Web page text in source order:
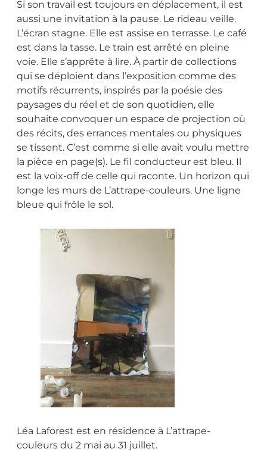
Si son travail est toujours en déplacement, il est
aussi une invitation à la pause. Le rideau veille.
L’écran stagne. Elle est assise en terrasse. Le café
est dans la tasse. Le train est arrêté en pleine
voie. Elle s’apprête à lire. À partir de collections
qui se déploient dans l’exposition comme des
motifs récurrents, inspirés par la poésie des
paysages du réel et de son quotidien, elle
souhaite convoquer un espace de projection où
des récits, des errances mentales ou physiques
se tissent. C’est comme si elle avait voulu mettre
la pièce en page(s). Le fil conducteur est bleu. Il
est la voix-off de celle qui raconte. Un horizon qui
longe les murs de L’attrape-couleurs. Une ligne
bleue qui frôle le sol.
Léa Laforest est en résidence à L’attrape-
couleurs du 2 mai au 31 juillet.